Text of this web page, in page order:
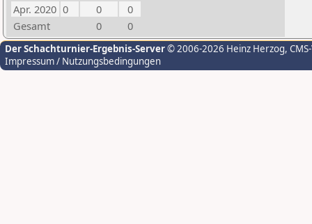
Apr. 2020 0 0
0
Gesamt
0 0
Der Schachturnier-Ergebnis-Server© 2006-2026 Heinz Herzog,
Impressum / Nutzungsbedingungen